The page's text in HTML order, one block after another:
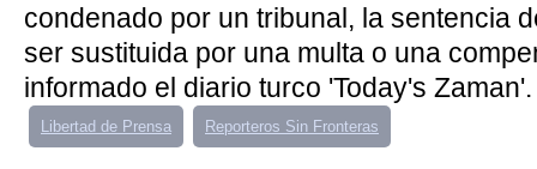
condenado por un tribunal, la sentencia
ser sustituida por una multa o una
informado el diario turco 'Today's
Libertad de Prensa Reporteros Sin Fronteras